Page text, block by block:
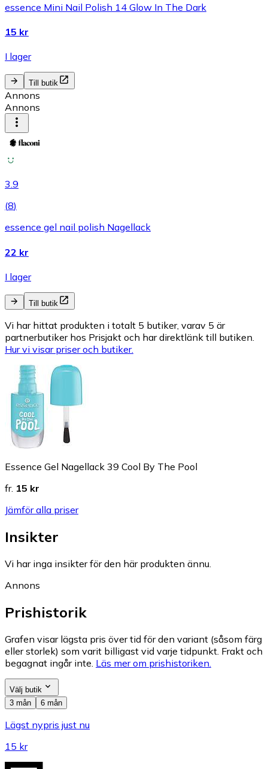
essence Mini Nail Polish 14 Glow In The Dark
15 kr
I lager
Till butik
Annons
Annons
3.9
(8)
essence gel nail polish Nagellack
22 kr
I lager
Till butik
Vi har hittat produkten i totalt 5 butiker, varav 5 är
partnerbutiker hos Prisjakt och har direktlänk till butiken.
Hur vi visar priser och butiker.
Essence Gel Nagellack 39 Cool By The Pool
fr. 15 kr
Jämför alla priser
Insikter
Vi har inga insikter för den här produkten ännu.
Annons
Prishistorik
Grafen visar lägsta pris över tid för den variant (såsom färg
eller storlek) som varit billigast vid varje tidpunkt. Frakt och
begagnat ingår inte. Läs mer om prishistoriken.
Välj butik
3 mån
6 mån
Lägst nypris just nu
15 kr